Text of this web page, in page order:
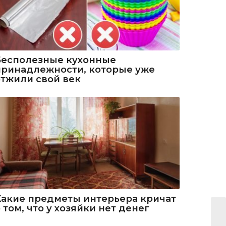
кухонные
которые уже
свой век
предметы интерьера кричат
том, что у хозяйки нет денег